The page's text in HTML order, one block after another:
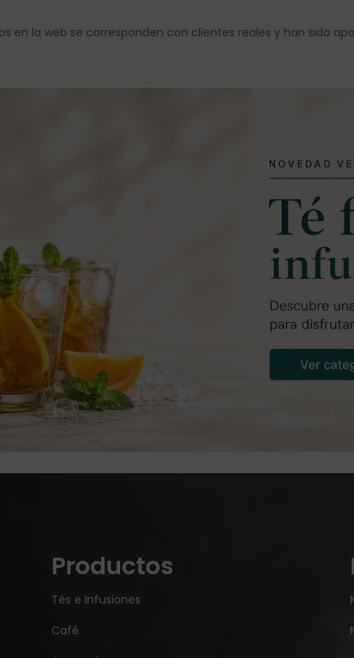
en la web se corresponden con clientes reales y han sido
Productos
Tés e Infusiones
Café